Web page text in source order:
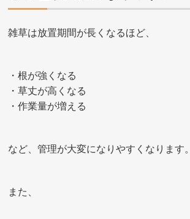
雑草は放置期間が長くなるほど、
・根が強くなる
・草丈が高くなる
・作業量が増える
など、管理が大変になりやすくなります。
また、